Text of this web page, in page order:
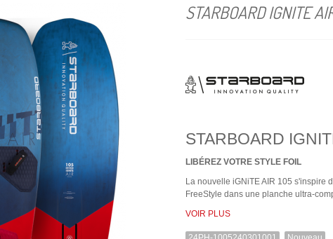
STARBOARD IGNITE
STARBOARD
LIBÉREZ VOTRE STYLE FOIL
La nouvelle iGNiTE AIR 105 s'inspire
FreeStyle dans une planche ultra-
VOIR PLUS